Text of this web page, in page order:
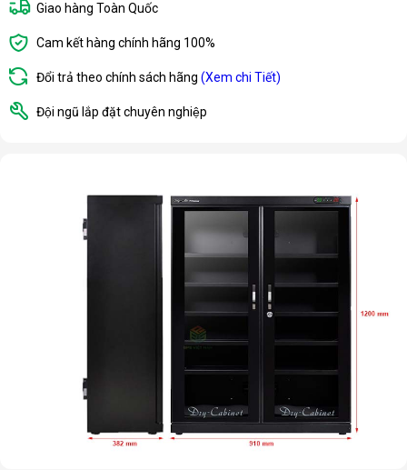
Giao hàng Toàn Quốc
Cam kết hàng chính hãng 100%
Đổi trả theo chính sách hãng (Xem chi Tiết)
Đội ngũ lắp đặt chuyên nghiệp